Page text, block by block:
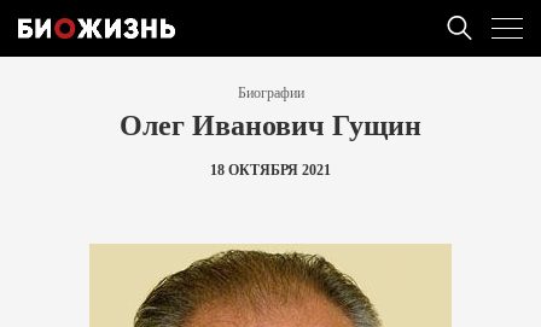
Биографии
Олег Иванович Гущин
18 ОКТЯБРЯ 2021